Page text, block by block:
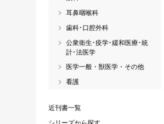
耳鼻咽喉科
歯科･口腔外科
公衆衛生･疫学･緩和医療･統
計･法医学
医学一般・獣医学・その他
看護
近刊書一覧